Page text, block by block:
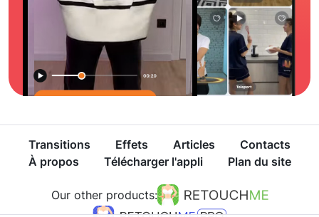
Transitions Effets Articles
Contacts
À propos
Télécharger l'appli Plan du site
Our other products: